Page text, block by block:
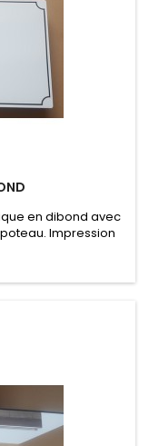
en dibond avec
Impression
avec plastification.